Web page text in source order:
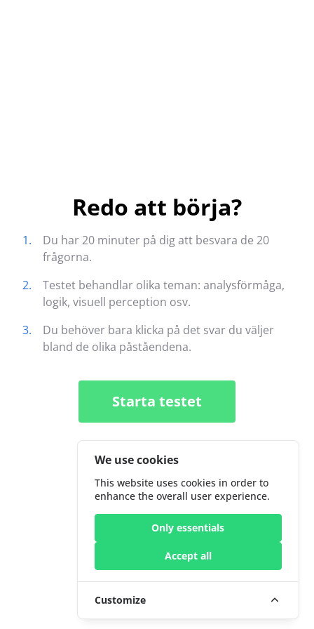
Redo att börja?
1.
Du har 20 minuter på dig att besvara de 20
frågorna.
2.
Testet behandlar olika teman: analysförmåga,
logik, visuell perception osv.
3.
Du behöver bara klicka på det svar du väljer
bland de olika påståendena.
Starta testet
We use cookies
This website uses cookies in order to
enhance the overall user experience.
Only essentials
Accept all
Customize